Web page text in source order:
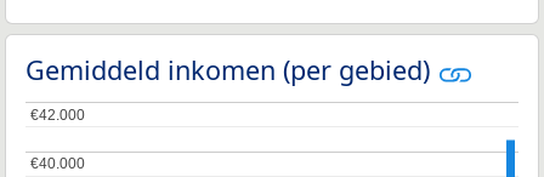
Gemiddeld inkomen (per gebied)
€40.000
€40.000
€42.000
€42.000